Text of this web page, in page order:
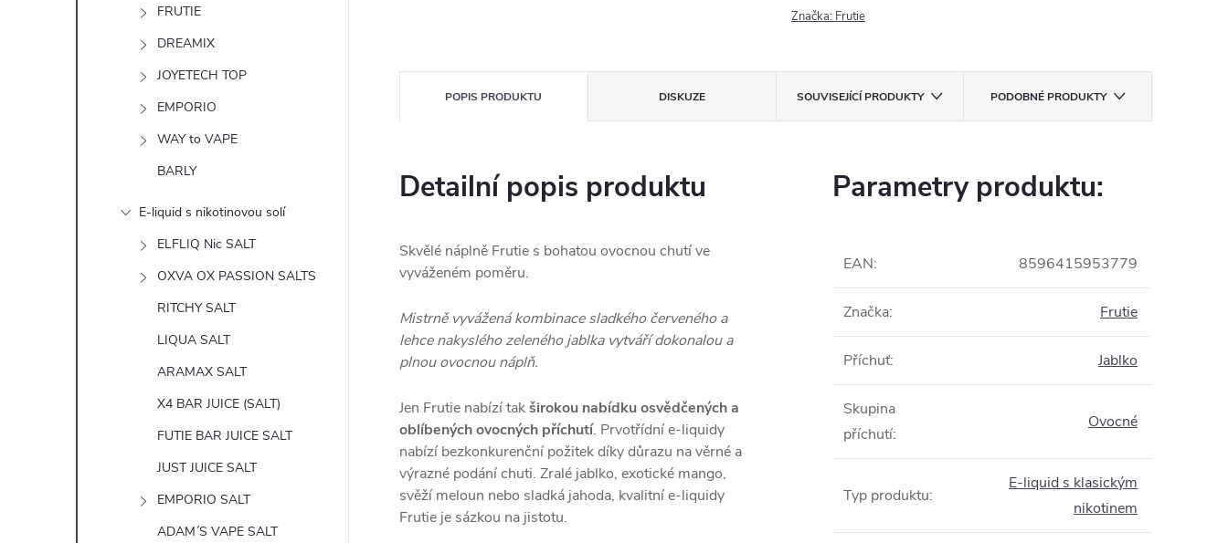
FRUTIE
DREAMIX
JOYETECH TOP
EMPORIO
WAY to VAPE
BARLY
E-liquid s nikotinovou solí
ELFLIQ Nic SALT
OXVA OX PASSION SALTS
RITCHY SALT
LIQUA SALT
ARAMAX SALT
X4 BAR JUICE (SALT)
FUTIE BAR JUICE SALT
JUST JUICE SALT
EMPORIO SALT
ADAM´S VAPE SALT
Značka: Frutie
POPIS PRODUKTU DISKUZE SOUVISEJÍCÍ PRODUKTY PODOBNÉ PRODUKTY
Detailní popis produktu
Skvělé náplně Frutie s bohatou ovocnou chutí ve
vyváženém poměru.
Mistrně vyvážená kombinace sladkého červeného a
lehce nakyslého zeleného jablka vytváří dokonalou a
plnou ovocnou náplň.
Jen Frutie nabízí takširokou nabídku osvědčených a
oblíbených ovocných příchutí. Prvotřídní e-liquidy
nabízí bezkonkurenční požitek díky důrazu na věrné a
výrazné podání chuti. Zralé jablko, exotické mango,
svěží meloun nebo sladká jahoda, kvalitní e-liquidy
Frutie je sázkou na jistotu.
Parametry produktu:
EAN: 8596415953779
Značka: Frutie
Příchuť: Jablko
Skupina
příchutí:
Ovocné
Typ produktu:
E-liquid s klasickým
nikotinem